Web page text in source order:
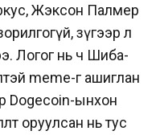
Жэксон Палмер
зүгээр л
Логог нь ч Шиба-
meme-г ашиглан
Dogecoin-ынхон
оруулсан нь тус